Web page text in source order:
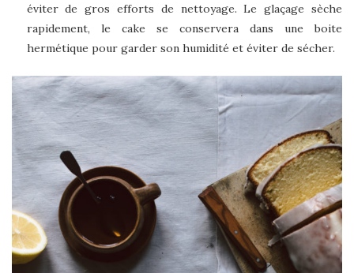
éviter de gros efforts de nettoyage. Le glaçage sèche
rapidement, le cake se conservera dans une boite
hermétique pour garder son humidité et éviter de sécher.